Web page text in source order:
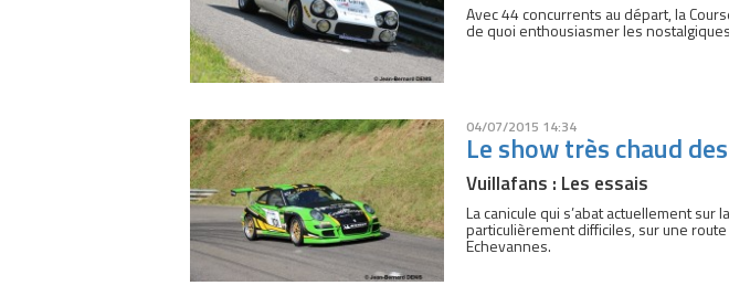
Avec 44 concurrents au départ, la
de quoi enthousiasmer les
04/07/2015 14:34
Le show très chaud
Vuillafans : Les essais
La canicule qui s’abat actuellement
particulièrement difficiles, sur une
Echevannes.